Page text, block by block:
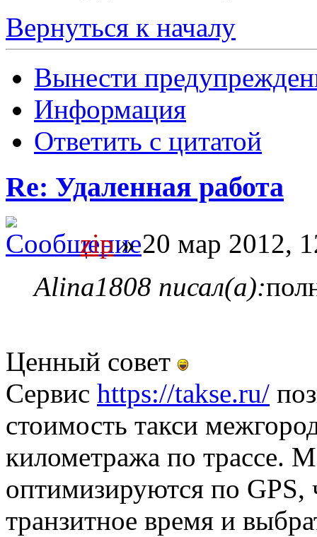
Вернуться к началу
Вынести
Информация
Ответить с цитатой
Re: Удаленная работа
zip» 20 мар 2012,
Alina1808 писал(а):
Ценный совет
Сервис https://takse.ru/
стоимость такси
километража по трассе.
оптимизируются по GPS,
транзитное время и